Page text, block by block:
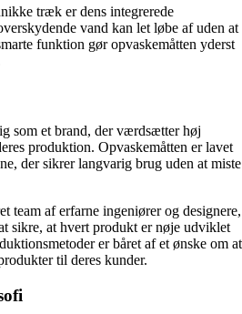
træk er dens integrerede
vand kan let løbe af uden at
funktion gør opvaskemåtten yderst
som et brand, der værdsætter høj
produktion. Opvaskemåtten er lavet
der sikrer langvarig brug uden at miste
team af erfarne ingeniører og designere,
sikre, at hvert produkt er nøje udviklet
er båret af et ønske om at
til deres kunder.